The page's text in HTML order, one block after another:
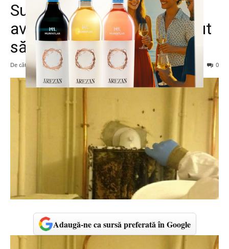
Supriza șocantă pe care a
avut-o un inginer când a vrut
să repare un boiler
De către admin - 13 iunie 2014 0
Adaugă-ne ca sursă preferată în Google